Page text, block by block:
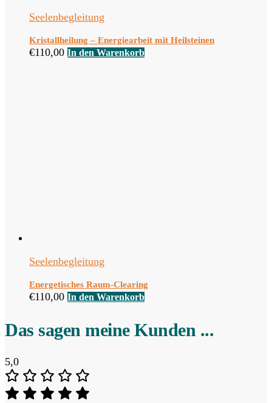
Seelenbegleitung
Kristallheilung – Energiearbeit mit Heilsteinen
€110,00 In den Warenkorb
Seelenbegleitung
Energetisches Raum-Clearing
€110,00 In den Warenkorb
Das sagen meine Kunden ...
5,0